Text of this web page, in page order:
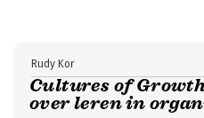
Cultures of
over leren in
Rudy Kor